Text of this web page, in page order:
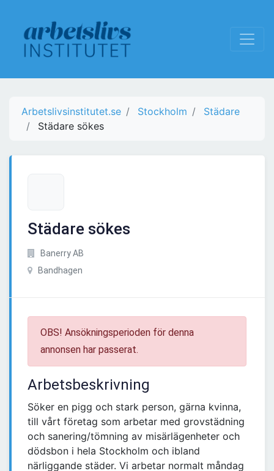
Arbetslivsinstitutet.se Stockholm
Städare
Städare sökes
Städare sökes
Banerry AB
Bandhagen
OBS! Ansökningsperioden för denna
annonsen har passerat.
Arbetsbeskrivning
Söker en pigg och stark person, gärna kvinna,
till vårt företag som arbetar med grovstädning
och sanering/tömning av misärlägenheter och
dödsbon i hela Stockholm och ibland
närliggande städer. Vi arbetar normalt måndag